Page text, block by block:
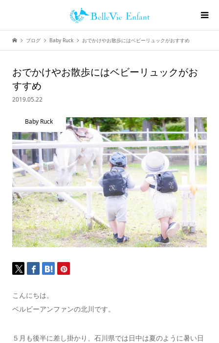
ブログ Baby Ruck おでかけやお散歩にはベビーリュックがおすすめ
おでかけやお散歩にはベビーリュックがお
すすめ
2019.05.22
Baby Ruck
こんにちは。
ベルビーアンファンの北川です。
５月も後半に差し掛かり、石川県では日中は夏のように暑い日